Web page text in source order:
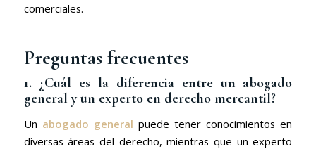
comerciales.
Preguntas frecuentes
1. ¿Cuál es la diferencia entre un abogado
general y un experto en derecho mercantil?
Un abogado general puede tener conocimientos en
diversas áreas del derecho, mientras que un experto